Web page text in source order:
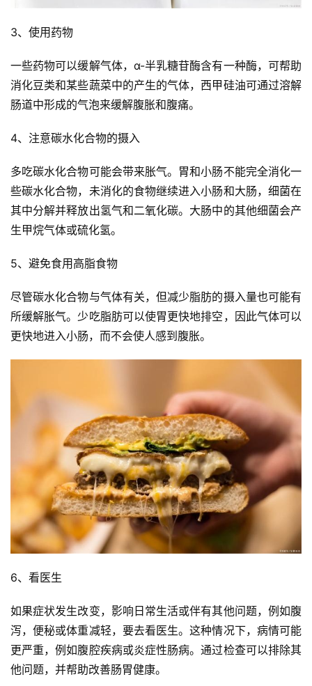
稿
每
日
好
3、使用药物
一些药物可以缓解气体，α-半乳糖苷酶含有一种酶，可帮助
消化豆类和某些蔬菜中的产生的气体，西甲硅油可通过溶解
肠道中形成的气泡来缓解腹胀和腹痛。
4、注意碳水化合物的摄入
多吃碳水化合物可能会带来胀气。胃和小肠不能完全消化一
些碳水化合物，未消化的食物继续进入小肠和大肠，细菌在
其中分解并释放出氢气和二氧化碳。大肠中的其他细菌会产
生甲烷气体或硫化氢。
5、避免食用高脂食物
尽管碳水化合物与气体有关，但减少脂肪的摄入量也可能有
所缓解胀气。少吃脂肪可以使胃更快地排空，因此气体可以
更快地进入小肠，而不会使人感到腹胀。
6、看医生
如果症状发生改变，影响日常生活或伴有其他问题，例如腹
泻，便秘或体重减轻，要去看医生。这种情况下，病情可能
更严重，例如腹腔疾病或炎症性肠病。通过检查可以排除其
他问题，并帮助改善肠胃健康。